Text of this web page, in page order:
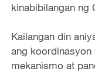
kinabibilangan ng
Kailangan din
ang
mekanismo at